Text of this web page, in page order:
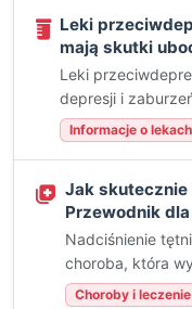
Leki
mają skutki
Leki
depresji i
Informacje o lekach
Jak
Przewodnik
Nadciśnienie
choroba, która
Choroby i leczenie